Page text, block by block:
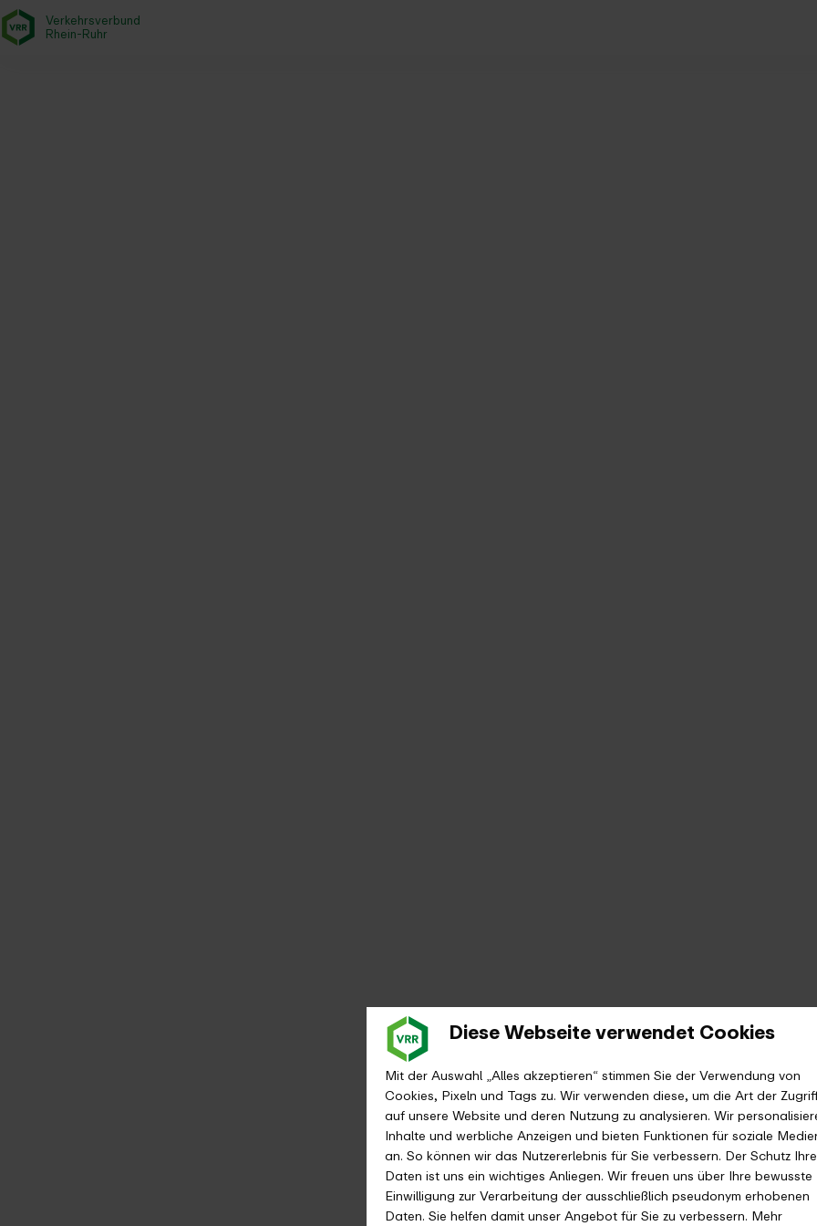
Diese Webseite verwendet Cookies
Mit der Auswahl „Alles akzeptieren“ stimmen Sie der Verwendung von
Cookies, Pixeln und Tags zu. Wir verwenden diese, um die Art der
auf unsere Website und deren Nutzung zu analysieren. Wir
Inhalte und werbliche Anzeigen und bieten Funktionen für soziale
an. So können wir das Nutzererlebnis für Sie verbessern. Der Schutz
Daten ist uns ein wichtiges Anliegen. Wir freuen uns über Ihre bewusste
Einwilligung zur Verarbeitung der ausschließlich pseudonym erhobenen
Daten. Sie helfen damit unser Angebot für Sie zu verbessern. Mehr
Verkehrsverbund
Rhein-Ruhr